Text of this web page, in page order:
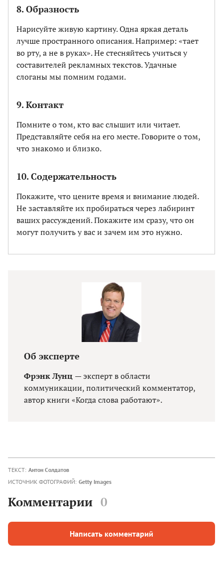
8. Образность
Нарисуйте живую картину. Одна яркая деталь
лучше пространного описания. Например: «тает
во рту, а не в руках». Не стесняйтесь учиться у
составителей рекламных текстов. Удачные
слоганы мы помним годами.
9. Контакт
Помните о том, кто вас слышит или читает.
Представляйте себя на его месте. Говорите о том,
что знакомо и близко.
10. Содержательность
Покажите, что цените время и внимание людей.
Не заставляйте их пробираться через лабиринт
ваших рассуждений. Покажите им сразу, что он
могут получить у вас и зачем им это нужно.
Об эксперте
Фрэнк Лунц — эксперт в области
коммуникации, политический комментатор,
автор книги «Когда слова работают».
ТЕКСТ: Антон Солдатов
ИСТОЧНИК ФОТОГРАФИЙ: Getty Images
Комментарии 0
Написать комментарий